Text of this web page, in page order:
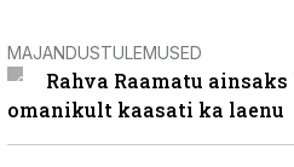
MAJANDUSTULEMUSED
Rahva Raamatu
omanikult kaasati ka laenu